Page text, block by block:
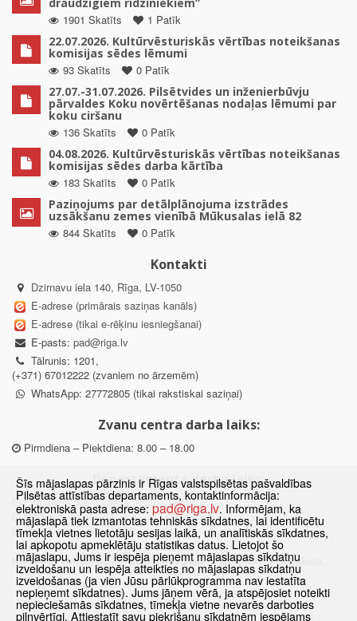
1901 Skatīts
1 Patīk
22.07.2026. Kultūrvēsturiskās vērtības noteikšanas
komisijas sēdes lēmumi
93 Skatīts
0 Patīk
27.07.-31.07.2026. Pilsētvides un inženierbūvju
pārvaldes Koku novērtēšanas nodaļas lēmumi par
koku ciršanu
136 Skatīts
0 Patīk
04.08.2026. Kultūrvēsturiskās vērtības noteikšanas
komisijas sēdes darba kārtība
183 Skatīts
0 Patīk
Paziņojums par detālplānojuma izstrādes
uzsākšanu zemes vienībā Mūkusalas ielā 82
844 Skatīts
0 Patīk
Kontakti
Dzirnavu iela 140, Rīga, LV-1050
E-adrese (primārais saziņas kanāls)
E-adrese (tikai e-rēķinu iesniegšanai)
E-pasts: pad@riga.lv
Tālrunis: 1201,
(+371) 67012222 (zvaniem no ārzemēm)
WhatsApp: 27772805 (tikai rakstiskai saziņai)
Zvanu centra darba laiks:
Pirmdiena – Piektdiena: 8.00 – 18.00
Departamenta darba laiks:
Pirmdiena, Ceturtdiena: 8.30 – 18.00
Otrdiena, Trešdiena: 8.30 – 17.00
Piektdiena: 8.30 – 15.00
Klātienes konsultācijas pieejamas tikai ar iepriekšēju pierakstu.
Šīs mājaslapas pārzinis ir Rīgas valstspilsētas pašvaldības
Pilsētas attīstības departaments, kontaktinformācija:
elektroniskā pasta adrese: pad@riga.lv. Informējam, ka
mājaslapā tiek izmantotas tehniskās sīkdatnes, lai identificētu
tīmekļa vietnes lietotāju sesijas laikā, un analītiskās sīkdatnes,
lai apkopotu apmeklētāju statistikas datus. Lietojot šo
mājaslapu, Jums ir iespēja pieņemt mājaslapas sīkdatņu
izveidošanu un iespēja atteikties no mājaslapas sīkdatņu
izveidošanas (ja vien Jūsu pārlūkprogramma nav iestatīta
nepieņemt sīkdatnes). Jums jāņem vērā, ja atspējosiet noteikti
nepieciešamās sīkdatnes, tīmekļa vietne nevarēs darboties
pilnvērtīgi. Attiestatīt savu piekrišanu sīkdatnēm iespējams